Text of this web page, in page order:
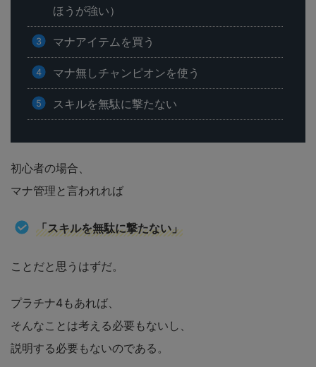
ほうが強い）
マナアイテムを買う
マナ無しチャンピオンを使う
スキルを無駄に撃たない
初心者の場合、
マナ管理と言われれば
「スキルを無駄に撃たない」
ことだと思うはずだ。
プラチナ4もあれば、
そんなことは考える必要もないし、
説明する必要もないのである。